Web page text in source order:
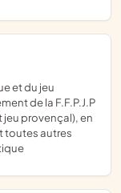
de la F.F.P.J.P
provençal), en
toutes autres